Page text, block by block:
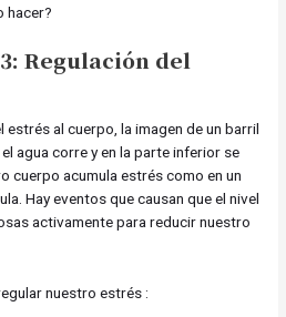
hacer?
Regulación del
al cuerpo, la imagen de un barril
agua corre y en la parte inferior se
cuerpo acumula estrés como en un
Hay eventos que causan que el nivel
activamente para reducir nuestro
nuestro estrés :